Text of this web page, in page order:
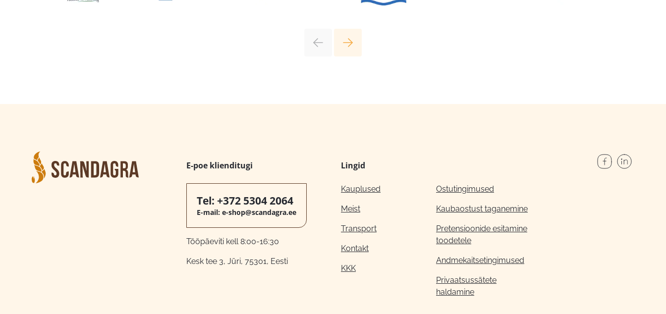
E-poe klienditugi
Tel: +372 5304 2064
E-mail: e-shop@scandagra.ee
Tööpäeviti kell 8:00-16:30
Kesk tee 3, Jüri, 75301, Eesti
Lingid
Kauplused
Meist
Transport
Kontakt
KKK
Ostutingimused
Kaubaostust taganemine
Pretensioonide esitamine
toodetele
Andmekaitsetingimused
Privaatsussätete
haldamine